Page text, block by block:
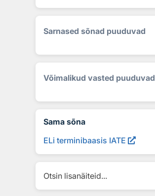
Sarnased sõnad puuduvad
Võimalikud vasted puuduvad
Sama sõna
ELi terminibaasis IATE
Otsin lisanäiteid...